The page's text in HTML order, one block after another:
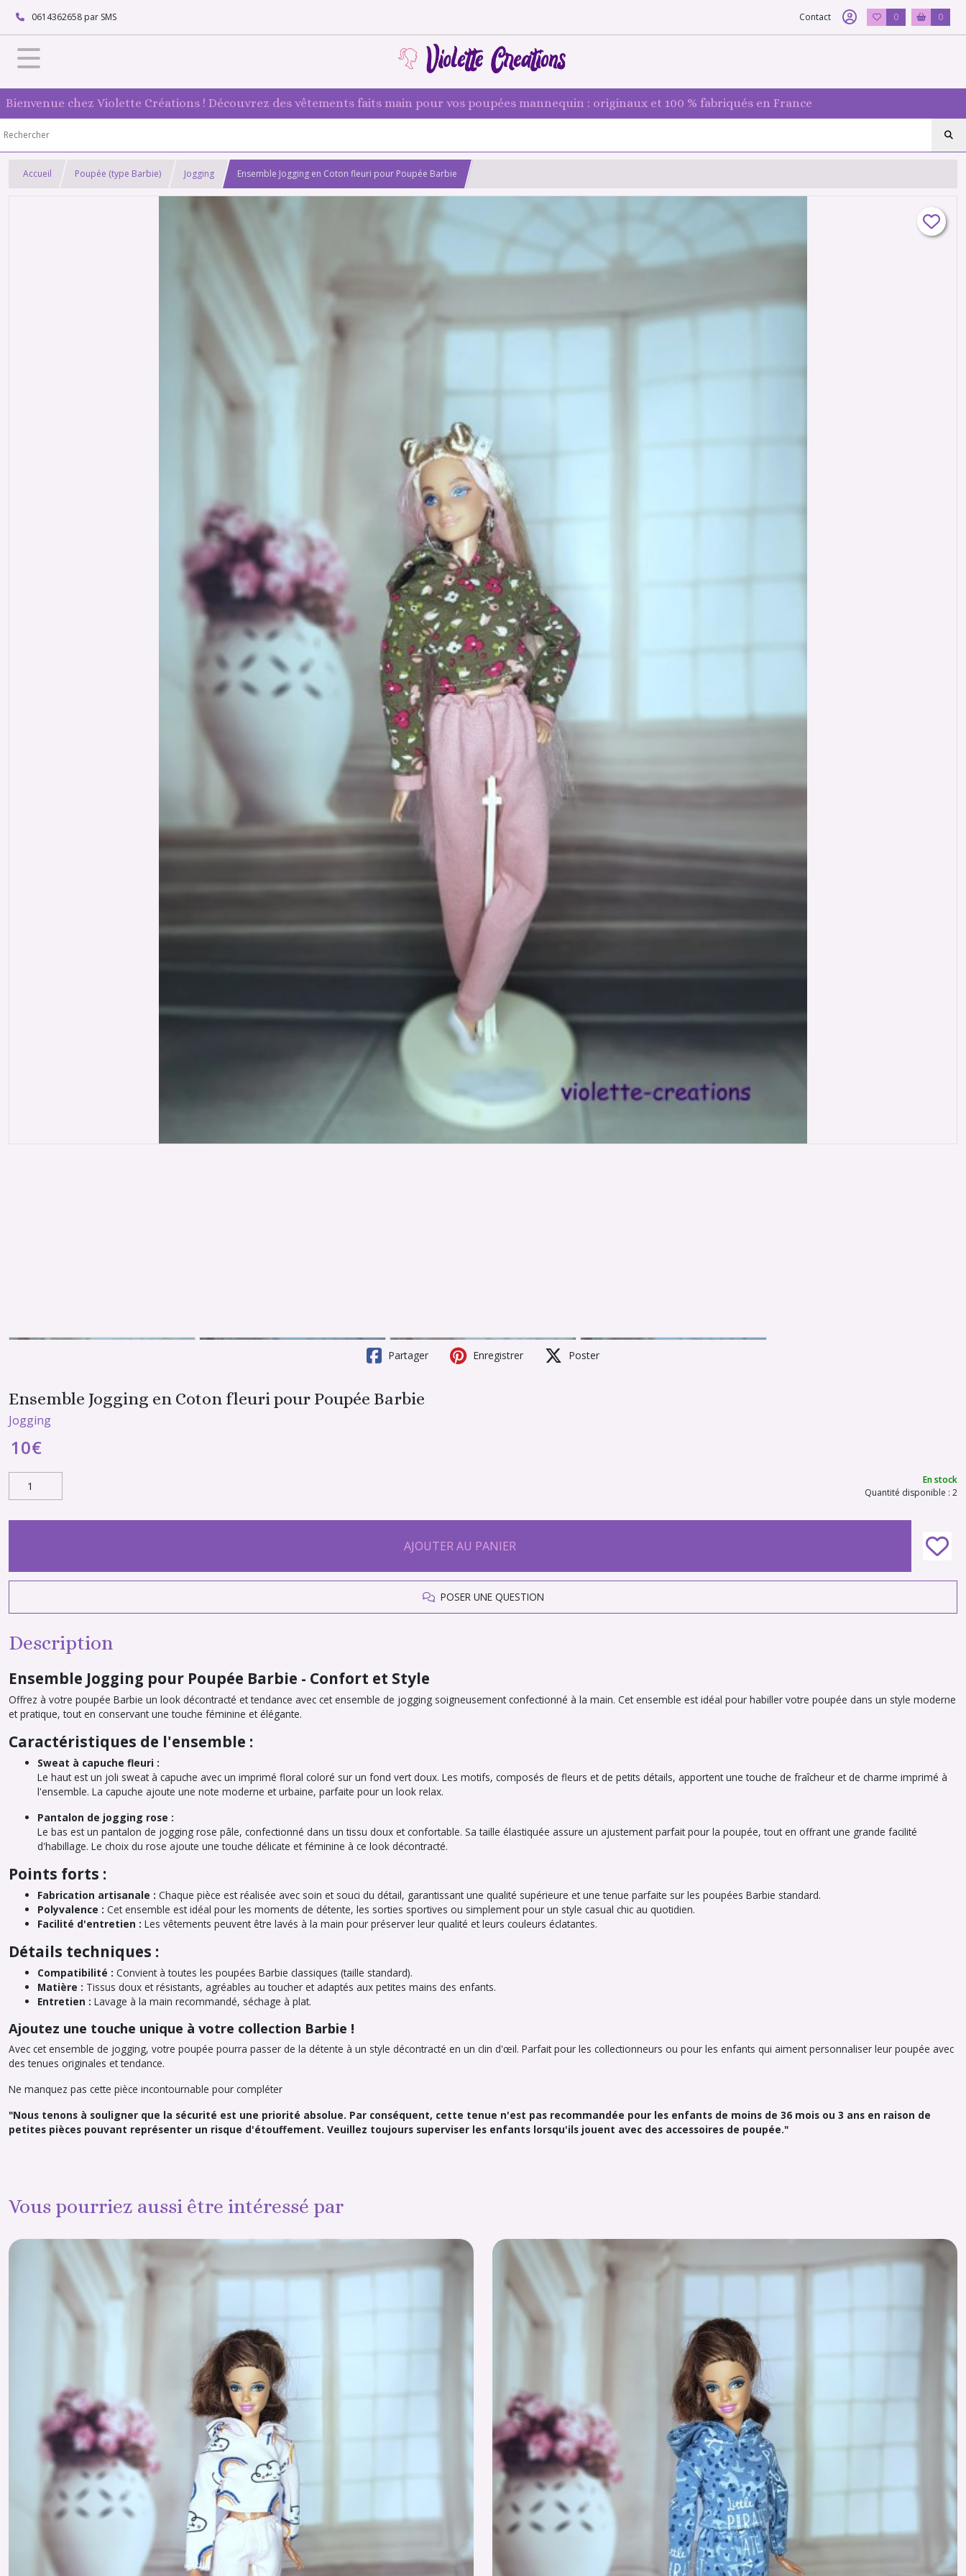
0614362658 par SMS Contact 0 0
Bienvenue chez Violette Créations ! Découvrez des vêtements faits main pour vos poupées mannequin : originaux et 100 % fabriqués en France
Accueil Poupée (type Barbie) Jogging Ensemble Jogging en Coton fleuri pour Poupée Barbie
Partager Enregistrer Poster
Ensemble Jogging en Coton fleuri pour Poupée Barbie
Jogging
10€
En stock
Quantité disponible : 2
AJOUTER AU PANIER
POSER UNE QUESTION
Description
Ensemble Jogging pour Poupée Barbie - Confort et Style
Offrez à votre poupée Barbie un look décontracté et tendance avec cet ensemble de jogging soigneusement confectionné à la main. Cet ensemble est idéal pour habiller votre poupée dans un style moderne
et pratique, tout en conservant une touche féminine et élégante.
Caractéristiques de l'ensemble :
Sweat à capuche fleuri :
Le haut est un joli sweat à capuche avec un imprimé floral coloré sur un fond vert doux. Les motifs, composés de fleurs et de petits détails, apportent une touche de fraîcheur et de charme imprimé à
l'ensemble. La capuche ajoute une note moderne et urbaine, parfaite pour un look relax.
Pantalon de jogging rose :
Le bas est un pantalon de jogging rose pâle, confectionné dans un tissu doux et confortable. Sa taille élastiquée assure un ajustement parfait pour la poupée, tout en offrant une grande facilité
d'habillage. Le choix du rose ajoute une touche délicate et féminine à ce look décontracté.
Points forts :
Fabrication artisanale : Chaque pièce est réalisée avec soin et souci du détail, garantissant une qualité supérieure et une tenue parfaite sur les poupées Barbie standard.
Polyvalence : Cet ensemble est idéal pour les moments de détente, les sorties sportives ou simplement pour un style casual chic au quotidien.
Facilité d'entretien : Les vêtements peuvent être lavés à la main pour préserver leur qualité et leurs couleurs éclatantes.
Détails techniques :
Compatibilité : Convient à toutes les poupées Barbie classiques (taille standard).
Matière : Tissus doux et résistants, agréables au toucher et adaptés aux petites mains des enfants.
Entretien : Lavage à la main recommandé, séchage à plat.
Ajoutez une touche unique à votre collection Barbie !
Avec cet ensemble de jogging, votre poupée pourra passer de la détente à un style décontracté en un clin d'œil. Parfait pour les collectionneurs ou pour les enfants qui aiment personnaliser leur poupée avec
des tenues originales et tendance.
Ne manquez pas cette pièce incontournable pour compléter
"Nous tenons à souligner que la sécurité est une priorité absolue. Par conséquent, cette tenue n'est pas recommandée pour les enfants de moins de 36 mois ou 3 ans en raison de
petites pièces pouvant représenter un risque d'étouffement. Veuillez toujours superviser les enfants lorsqu'ils jouent avec des accessoires de poupée."
Vous pourriez aussi être intéressé par